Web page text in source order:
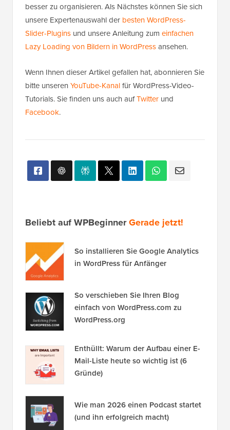
besser zu organisieren. Als Nächstes können Sie sich
unsere Expertenauswahl der besten WordPress-
Slider-Plugins und unsere Anleitung zum einfachen
Lazy Loading von Bildern in WordPressansehen.
Wenn Ihnen dieser Artikel gefallen hat, abonnieren Sie
bitte unseren YouTube-Kanalfür WordPress-Video-
Tutorials. Sie finden uns auch aufTwitter und
Facebook.
Beliebt auf WPBeginnerGerade jetzt!
So installieren Sie Google Analytics
in WordPress für Anfänger
So verschieben Sie Ihren Blog
einfach von WordPress.com zu
WordPress.org
Enthüllt: Warum der Aufbau einer E-
Mail-Liste heute so wichtig ist (6
Gründe)
Wie man 2026 einen Podcast startet
(und ihn erfolgreich macht)